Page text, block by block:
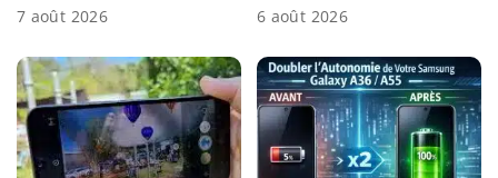
7 août 2026 6 août 2026